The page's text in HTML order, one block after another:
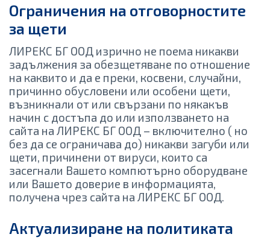
Ограничения на отговорностите
за щети
ЛИРЕКС БГ ООД изрично не поема никакви
задължения за обезщетяване по отношение
на каквито и да е преки, косвени, случайни,
причинно обусловени или особени щети,
възникнали от или свързани по някакъв
начин с достъпа до или използването на
сайта на ЛИРЕКС БГ ООД – включително ( но
без да се ограничава до) никакви загуби или
щети, причинени от вируси, които са
засегнали Вашето компютърно оборудване
или Вашето доверие в информацията,
получена чрез сайта на ЛИРЕКС БГ ООД.
Актуализиране на политиката